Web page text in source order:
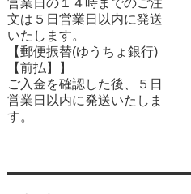
営業日の１４時までのご注
文は５日営業日以内に発送
いたします。
【郵便振替(ゆうちょ銀行)
【前払】】
ご入金を確認した後、５日
営業日以内に発送いたしま
す。